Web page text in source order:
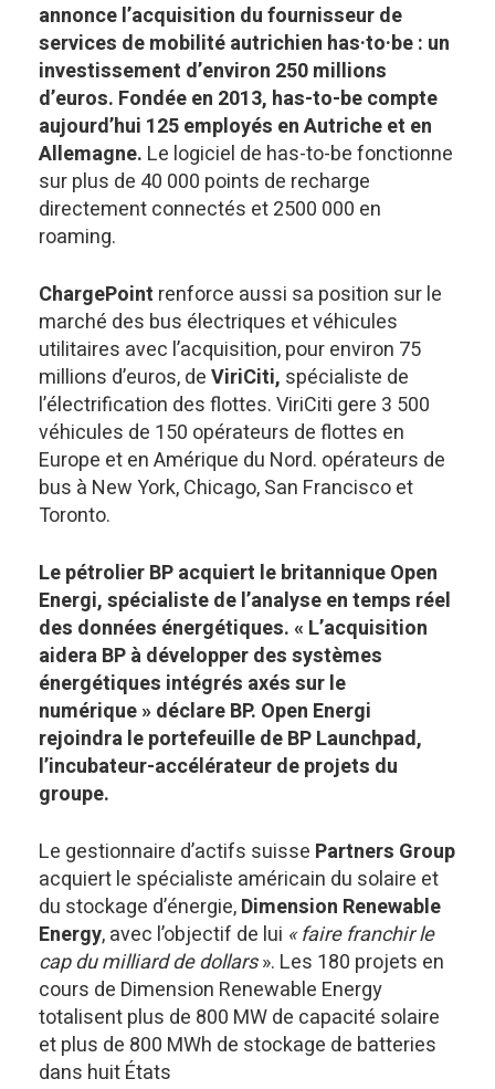
annonce l’acquisition du fournisseur de
services de mobilité autrichien has·to·be : un
investissement d’environ 250 millions
d’euros. Fondée en 2013, has-to-be compte
aujourd’hui 125 employés en Autriche et en
Allemagne. Le logiciel de has-to-be fonctionne
sur plus de 40 000 points de recharge
directement connectés et 2500 000 en
roaming.
ChargePoint renforce aussi sa position sur le
marché des bus électriques et véhicules
utilitaires avec l’acquisition, pour environ 75
millions d’euros, deViriCiti, spécialiste de
l’électrification des flottes. ViriCiti gere 3 500
véhicules de 150 opérateurs de flottes en
Europe et en Amérique du Nord. opérateurs de
bus à New York, Chicago, San Francisco et
Toronto.
Le pétrolier BP acquiert le britannique Open
Energi, spécialiste de l’analyse en temps réel
des données énergétiques. « L’acquisition
aidera BP à développer des systèmes
énergétiques intégrés axés sur le
numérique » déclare BP. Open Energi
rejoindra le portefeuille de BP Launchpad,
l’incubateur-accélérateur de projets du
groupe.
Le gestionnaire d’actifs suisse Partners Group
acquiert le spécialiste américain du solaire et
du stockage d’énergie,Dimension Renewable
Energy, avec l’objectif de lui « faire franchir le
cap du milliard de dollars». Les 180 projets en
cours de Dimension Renewable Energy
totalisent plus de 800 MW de capacité solaire
et plus de 800 MWh de stockage de batteries
dans huit États